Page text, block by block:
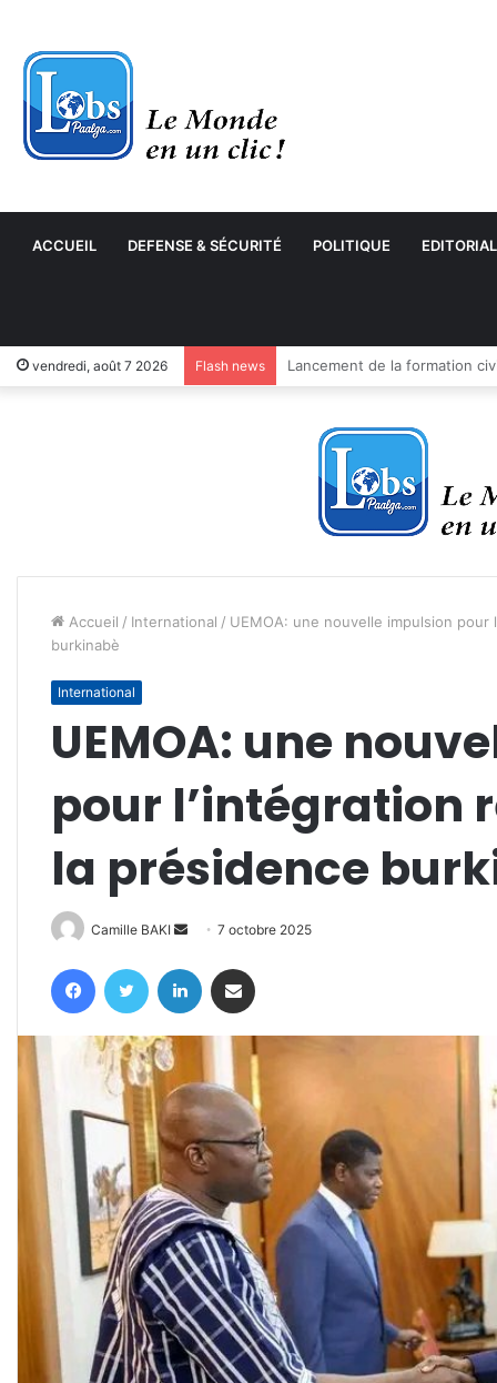
ACCUEIL DEFENSE & SÉCURITÉ POLITIQUE EDITORIAL
vendredi, août 7 2026 Flash news
Accueil / International / UEMOA: une nouvelle impulsion
burkinabè
International
UEMOA: une
pour l’intégration
la présidence
Camille BAKI
Envoyer
courriel
7 octobre 2025
FacebookTwitter Linkedin